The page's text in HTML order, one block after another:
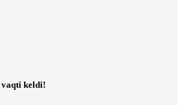
vaqti keldi!